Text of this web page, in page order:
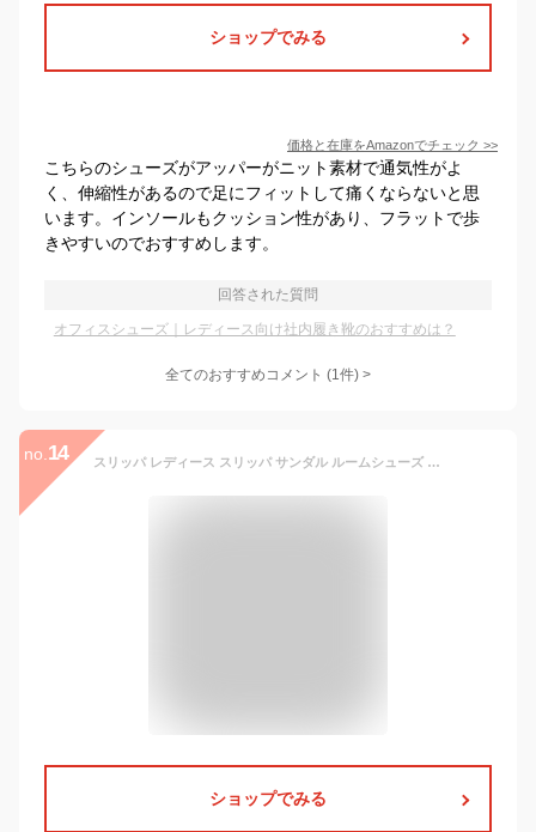
ショップでみる
価格と在庫をAmazonでチェック >>
こちらのシューズがアッパーがニット素材で通気性がよ
く、伸縮性があるので足にフィットして痛くならないと思
います。インソールもクッション性があり、フラットで歩
きやすいのでおすすめします。
回答された質問
オフィスシューズ｜レディース向け社内履き靴のおすすめは？
全てのおすすめコメント (1件) >
no. 14 スリッパ レディース スリッパ サンダル ルームシューズ 軽量 歩きやすい おしゃれ かかとなし カジュアル 室内 かわいい おしゃれ 室内履き シンプル 北欧 滑り止め オフィス 素足 室内履き ルームスリッパ 母の日 涼しい 蒸れない おしゃれ 春用 夏用
ショップでみる